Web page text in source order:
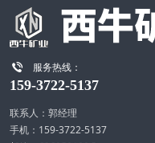
 服务热线：
159-3722-5137
联系人：郭经理
手机：159-3722-5137